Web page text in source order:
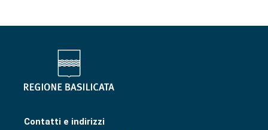
Contatti e indirizzi